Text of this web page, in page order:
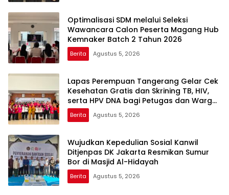
Optimalisasi SDM melalui Seleksi
Wawancara Calon Peserta Magang Hub
Kemnaker Batch 2 Tahun 2026
Berita Agustus 5, 2026
Lapas Perempuan Tangerang Gelar Cek
Kesehatan Gratis dan Skrining TB, HIV,
serta HPV DNA bagi Petugas dan Warga
Binaan
Berita Agustus 5, 2026
Wujudkan Kepedulian Sosial Kanwil
Ditjenpas DK Jakarta Resmikan Sumur
Bor di Masjid Al-Hidayah
Berita Agustus 5, 2026